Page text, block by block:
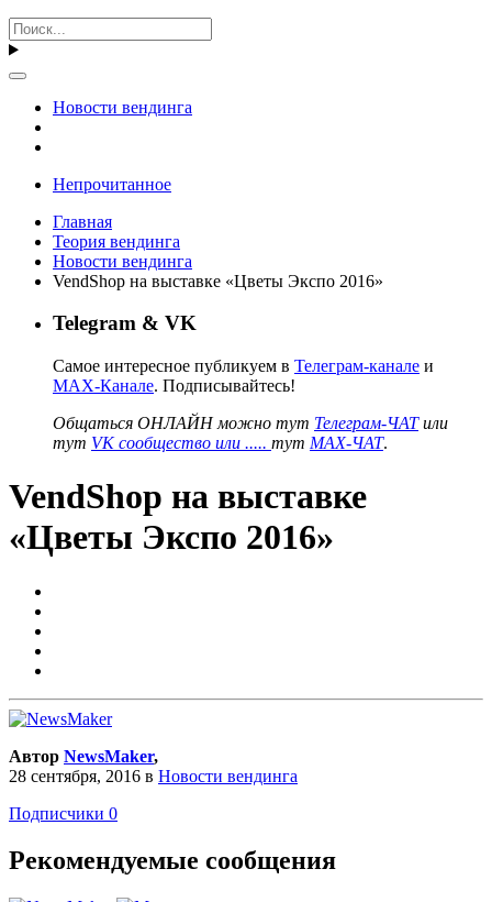
Новости вендинга
Непрочитанное
Главная
Теория вендинга
Новости вендинга
VendShop на выставке «Цветы Экспо 2016»
Telegram & VK
Самое интересное публикуем в Телеграм-канале и
MAX-Канале. Подписывайтесь!
Общаться ОНЛАЙН можно тут Телеграм-ЧАТили
тут VK сообщество или ..... тут MAX-ЧАТ.
VendShop на выставке
«Цветы Экспо 2016»
Автор NewsMaker,
28 сентября, 2016 в Новости вендинга
Подписчики 0
Рекомендуемые сообщения